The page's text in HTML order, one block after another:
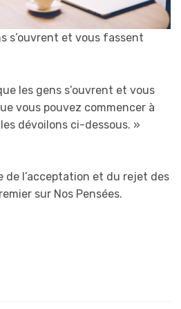
s’ouvrent et vous fassent
les gens s’ouvrent et vous
vous pouvez commencer à
dévoilons ci-dessous. »
de l’acceptation et du rejet des
sur Nos Pensées.